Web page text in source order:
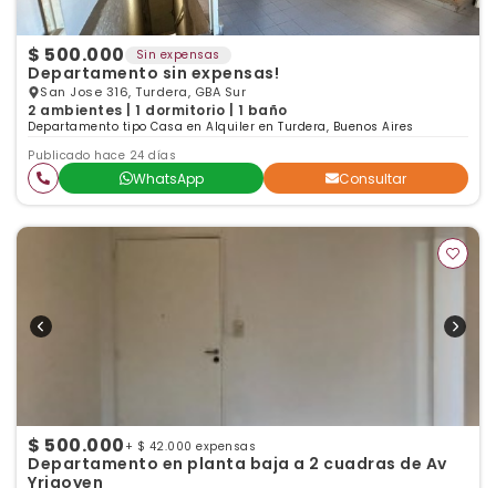
$ 500.000 Sin expensas
Departamento sin expensas!
San Jose 316, Turdera, GBA Sur
2 ambientes | 1 dormitorio | 1 baño
Departamento tipo Casa en Alquiler en Turdera, Buenos Aires
Publicado hace 24 días
WhatsApp Consultar
$ 500.000 + $ 42.000 expensas
Departamento en planta baja a 2 cuadras de Av
Yrigoyen